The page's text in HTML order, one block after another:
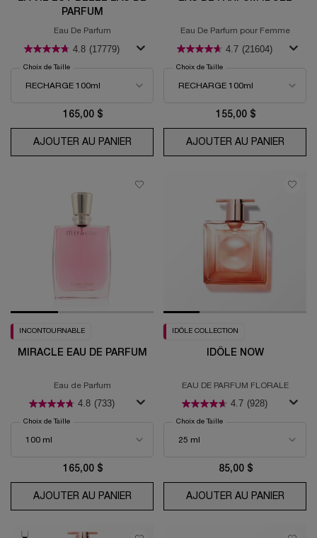
PARFUM
Eau De Parfum
4.8 (17779)
Choix de Taille
165,00 $
AJOUTER AU PANIERLA VIE EST BELLE EAU DE PARFUM
Eau De Parfum pour Femme
4.7 (21604)
Choix de Taille
155,00 $
AJOUTER AU PANIEREAU
INCONTOURNABLE
MIRACLE EAU DE PARFUM
Eau de Parfum
4.8 (733)
Choix de Taille
165,00 $
AJOUTER AU PANIERMIRACLE EAU DE PARFUM
IDÔLE COLLECTION
IDÔLE NOW
EAU DE PARFUM FLORALE
4.7 (928)
Choix de Taille
85,00 $
AJOUTER AU PANIERIDÔLE